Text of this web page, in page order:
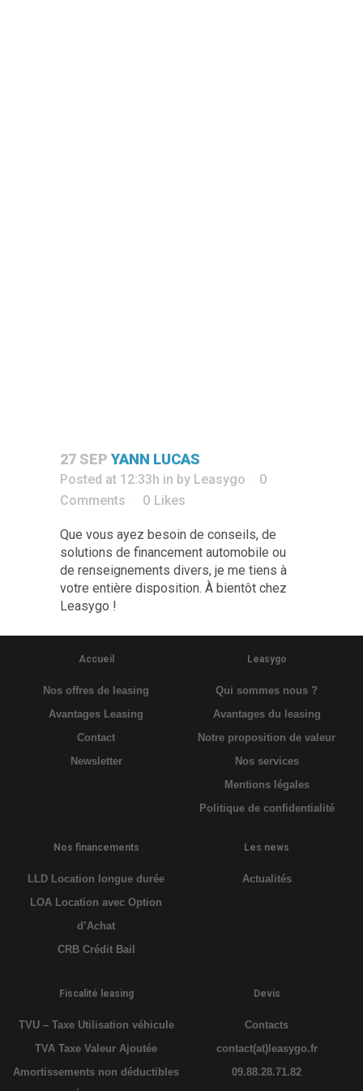
27 SEP YANN LUCAS
Posted at 12:33h in by Leasygo
0
Comments
0 Likes
Que vous ayez besoin de conseils, de
solutions de financement automobile ou
de renseignements divers, je me tiens à
votre entière disposition. À bientôt chez
Leasygo !
Accueil
Nos offres de leasing
Avantages Leasing
Contact
Newsletter
Leasygo
Qui sommes nous ?
Avantages du leasing
Notre proposition de valeur
Nos services
Mentions légales
Politique de confidentialité
Nos financements
LLD Location longue durée
LOA Location avec Option
d’Achat
CRB Crédit Bail
Les news
Actualités
Fiscalité leasing
TVU – Taxe Utilisation véhicule
TVA Taxe Valeur Ajoutée
Amortissements non déductibles
Devis
Contacts
contact(at)leasygo.fr
09.88.28.71.82